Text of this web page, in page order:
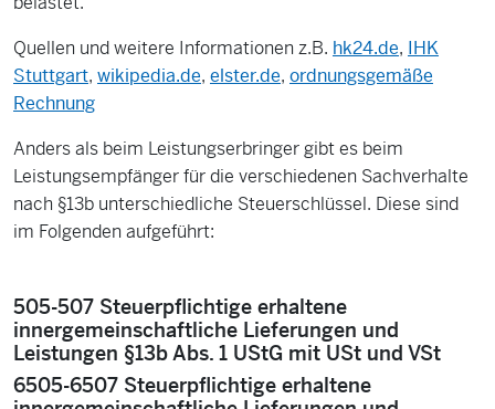
Quellen und weitere Informationen z.B. hk24.de, IHK
Stuttgart, wikipedia.de, elster.de, ordnungsgemäße
Rechnung
Anders als beim Leistungserbringer gibt es beim
Leistungsempfänger für die verschiedenen Sachverhalte
nach §13b unterschiedliche Steuerschlüssel. Diese sind
im Folgenden aufgeführt:
505-507 Steuerpflichtige erhaltene
innergemeinschaftliche Lieferungen und
Leistungen §13b Abs. 1 UStG mit USt und VSt
6505-6507 Steuerpflichtige erhaltene